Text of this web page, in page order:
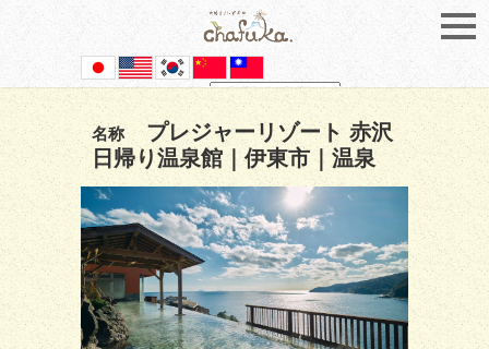
Powered by Translate
名称
プレジャーリゾート 赤沢
日帰り温泉館｜伊東市｜温泉